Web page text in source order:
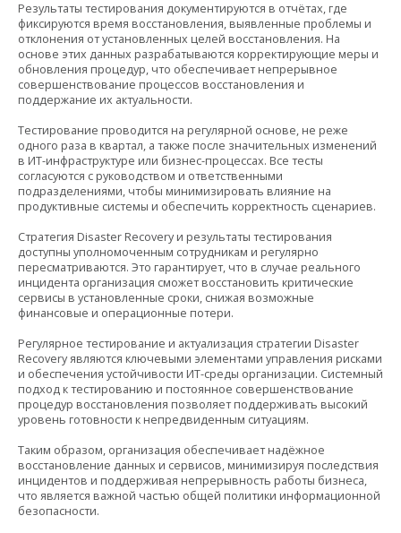
Результаты тестирования документируются в отчётах, где
фиксируются время восстановления, выявленные проблемы и
отклонения от установленных целей восстановления. На
основе этих данных разрабатываются корректирующие меры и
обновления процедур, что обеспечивает непрерывное
совершенствование процессов восстановления и
поддержание их актуальности.
Тестирование проводится на регулярной основе, не реже
одного раза в квартал, а также после значительных изменений
в ИТ-инфраструктуре или бизнес-процессах. Все тесты
согласуются с руководством и ответственными
подразделениями, чтобы минимизировать влияние на
продуктивные системы и обеспечить корректность сценариев.
Стратегия Disaster Recovery и результаты тестирования
доступны уполномоченным сотрудникам и регулярно
пересматриваются. Это гарантирует, что в случае реального
инцидента организация сможет восстановить критические
сервисы в установленные сроки, снижая возможные
финансовые и операционные потери.
Регулярное тестирование и актуализация стратегии Disaster
Recovery являются ключевыми элементами управления рисками
и обеспечения устойчивости ИТ-среды организации. Системный
подход к тестированию и постоянное совершенствование
процедур восстановления позволяет поддерживать высокий
уровень готовности к непредвиденным ситуациям.
Таким образом, организация обеспечивает надёжное
восстановление данных и сервисов, минимизируя последствия
инцидентов и поддерживая непрерывность работы бизнеса,
что является важной частью общей политики информационной
безопасности.